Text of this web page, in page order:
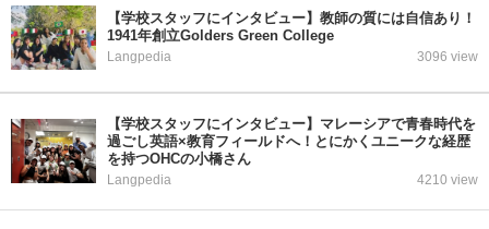
【学校スタッフにインタビュー】教師の質には自信あり！
1941年創立Golders Green College
Langpedia 3096 view
【学校スタッフにインタビュー】マレーシアで青春時代を
過ごし英語×教育フィールドへ！とにかくユニークな経歴
を持つOHCの小橋さん
Langpedia 4210 view